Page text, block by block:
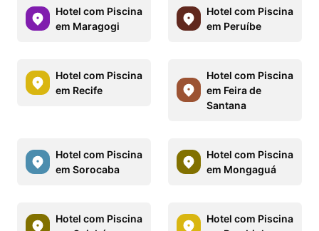
Hotel com Piscina
em Maragogi
Hotel com Piscina
em Peruíbe
Hotel com Piscina
em Recife
Hotel com Piscina
em Feira de
Santana
Hotel com Piscina
em Sorocaba
Hotel com Piscina
em Mongaguá
Hotel com Piscina
Hotel com Piscina